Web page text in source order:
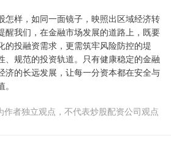
怎样，如同一面镜子，映照出区域经济转
醒我们，在金融市场发展的道路上，既要
的投融资需求，更需筑牢风险防控的堤
、规范的投资轨道。只有健康稳定的金融
济的长远发展，让每一分资本都在安全与
作者独立观点，不代表炒股配资公司观点